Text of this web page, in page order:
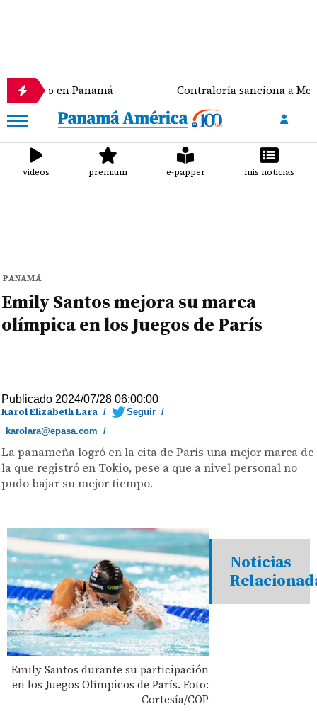
en Panamá Contraloría sanciona a Meduca
videos premium e-papper mis noticias
PANAMÁ
Emily Santos mejora su marca
olímpica en los Juegos de París
Publicado 2024/07/28 06:00:00
Karol Elizabeth Lara / Seguir /
karolara@epasa.com /
La panameña logró en la cita de París una mejor marca de
la que registró en Tokio, pese a que a nivel personal no
pudo bajar su mejor tiempo.
Emily Santos durante su participación
en los Juegos Olímpicos de París. Foto:
Cortesía/COP
Noticias